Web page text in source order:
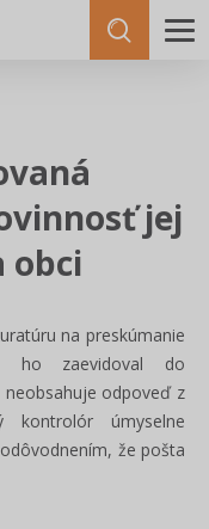
jej
obci
na preskúmanie
ho zaevidoval do
odpoveď z
kontrolór úmyselne
že pošta